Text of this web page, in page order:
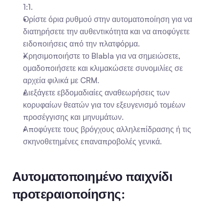
1:1.
Ορίστε όρια ρυθμού στην αυτοματοποίηση για να
διατηρήσετε την αυθεντικότητα και να αποφύγετε
ειδοποιήσεις από την πλατφόρμα.
Χρησιμοποιήστε το Blabla για να σημειώσετε,
ομαδοποιήσετε και κλιμακώσετε συνομιλίες σε
αρχεία φιλικά με CRM.
Διεξάγετε εβδομαδιαίες αναθεωρήσεις των
κορυφαίων θεατών για τον εξευγενισμό τομέων
προσέγγισης και μηνυμάτων.
Αποφύγετε τους βρόγχους αλληλεπίδρασης ή τις
σκηνοθετημένες επαναπροβολές γενικά.
Αυτοματοποιημένο παιχνίδι
προτεραιοποίησης: